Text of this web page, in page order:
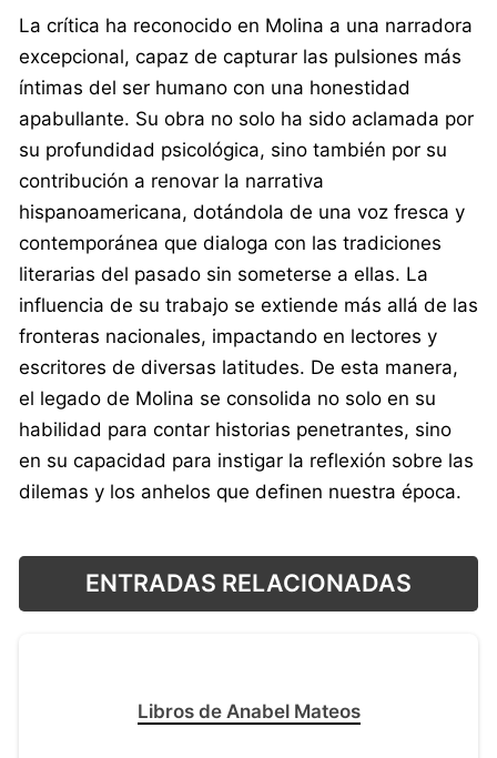
La crítica ha reconocido en Molina a una narradora
excepcional, capaz de capturar las pulsiones más
íntimas del ser humano con una honestidad
apabullante. Su obra no solo ha sido aclamada por
su profundidad psicológica, sino también por su
contribución a renovar la narrativa
hispanoamericana, dotándola de una voz fresca y
contemporánea que dialoga con las tradiciones
literarias del pasado sin someterse a ellas. La
influencia de su trabajo se extiende más allá de las
fronteras nacionales, impactando en lectores y
escritores de diversas latitudes. De esta manera,
el legado de Molina se consolida no solo en su
habilidad para contar historias penetrantes, sino
en su capacidad para instigar la reflexión sobre las
dilemas y los anhelos que definen nuestra época.
ENTRADAS RELACIONADAS
Libros de Anabel Mateos